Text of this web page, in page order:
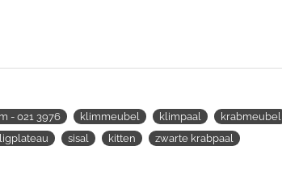
- 021 3976 klimmeubel klimpaal
krabmeubel
ligplateau sisal kitten zwarte krabpaal